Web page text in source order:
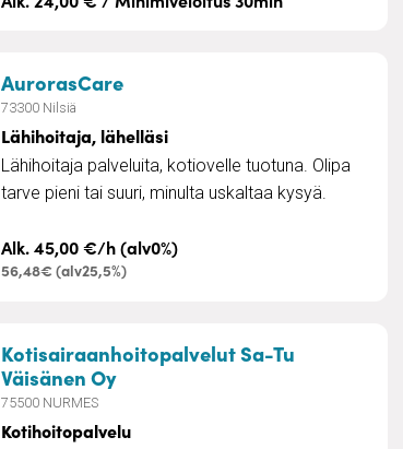
AurorasCare– Lähihoitaja, lähelläsi
73300 Nilsiä
Lähihoitaja, lähelläsi
Lähihoitaja palveluita, kotiovelle tuotuna. Olipa
tarve pieni tai suuri, minulta uskaltaa kysyä.
Alk. 45,00 €/h (alv0%)
56,48€ (alv25,5%)
Kotisairaanhoitopalvelut Sa-Tu
Väisänen Oy– Kotihoitopalvelu
75500 NURMES
Kotihoitopalvelu